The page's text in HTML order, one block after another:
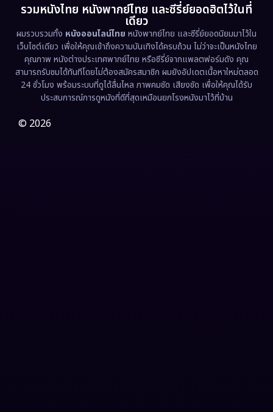
Family ครอบครัว (363)
Fantasy จินตนาการ (326)
Fiction (9)
Film (57)
Gothic
รวมหนังไทย หนังพากย์ไทย และซีรี่ย์ยอดฮิตไว้ในที่
เดียว
ผมรวบรวมทั้ง หนังออนไลน์ไทย หนังพากย์ไทย และซีรี่ย์ยอดนิยมมาไว้ใน
เว็บไซต์เดียว เพื่อให้คุณเข้าถึงความบันเทิงได้ครบถ้วน ไม่ว่าจะเป็นหนังไทย
คุณภาพ หนังต่างประเทศพากย์ไทย หรือซีรี่ย์จากแพลตฟอร์มดัง คุณ
สามารถรับชมได้ทันทีโดยไม่ต้องสมัครสมาชิก ผมยังอัปเดตเนื้อหาใหม่ตลอด
24 ชั่วโมง พร้อมระบบที่ดูได้ลื่นไหล ภาพคมชัด เสียงชัด เพื่อให้คุณได้รับ
ประสบการณ์การดูหนังที่ดีที่สุดเหมือนยกโรงหนังมาไว้ที่บ้าน
© 2026